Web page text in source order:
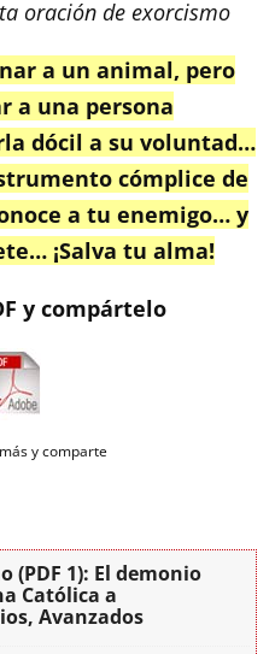
oración de exorcismo
a un animal, pero
a una persona
dócil a su voluntad…
cómplice de
a tu enemigo… y
¡Salva tu alma!
y compártelo
y comparte
(PDF 1): El demonio
Católica a
Avanzados